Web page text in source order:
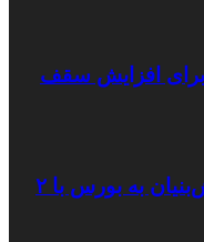
برای افزایش سقف
ورود یکی از شرکت‌های دانش‌بنیان به بورس با ۲